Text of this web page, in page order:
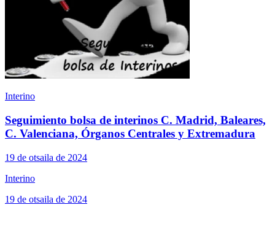
Interino
Seguimiento bolsa de interinos C. Madrid, Baleares,
C. Valenciana, Órganos Centrales y Extremadura
19 de otsaila de 2024
Interino
19 de otsaila de 2024